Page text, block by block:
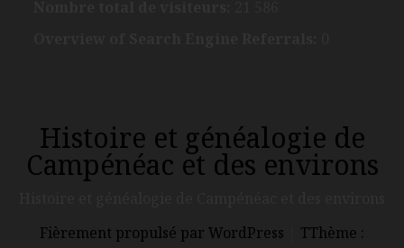
Histoire et généalogie de
Campénéac et des environs
Fièrement propulsé par WordPress
TThème :